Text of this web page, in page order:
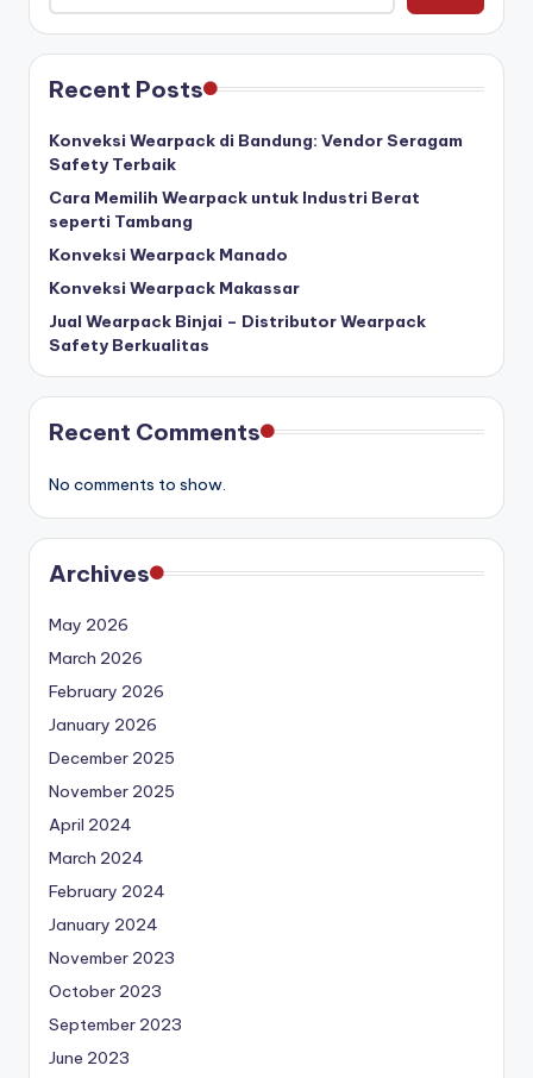
Recent Posts
Konveksi Wearpack di Bandung: Vendor Seragam
Safety Terbaik
Cara Memilih Wearpack untuk Industri Berat
seperti Tambang
Konveksi Wearpack Manado
Konveksi Wearpack Makassar
Jual Wearpack Binjai – Distributor Wearpack
Safety Berkualitas
Recent Comments
No comments to show.
Archives
May 2026
March 2026
February 2026
January 2026
December 2025
November 2025
April 2024
March 2024
February 2024
January 2024
November 2023
October 2023
September 2023
June 2023